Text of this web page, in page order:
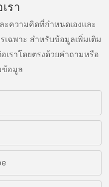
รา
ะความคิดที่กำหนดเองและ
ฉพาะ สำหรับข้อมูลเพิ่มเติม
เราโดยตรงด้วยคำถามหรือ
ข้อมูล